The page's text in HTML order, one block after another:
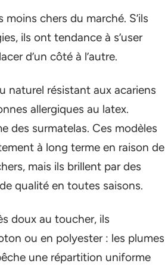
chers du marché. S’ils
ils ont tendance à s’user
d’un côté à l’autre.
naturel résistant aux acariens
allergiques au latex.
des surmatelas. Ces modèles
à long terme en raison de
mais ils brillent par des
qualité en toutes saisons.
doux au toucher, ils
ou en polyester : les plumes
une répartition uniforme